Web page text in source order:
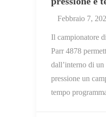
Febbraio 7,
Il campionatore
Parr 4878
dall’interno di un
pressione un
tempo